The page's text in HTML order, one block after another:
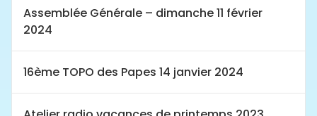
Assemblée Générale – dimanche 11 février
2024
16ème TOPO des Papes 14 janvier 2024